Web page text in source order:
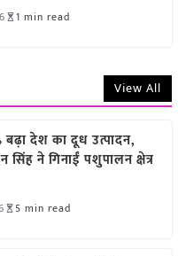
1 min read
View All
देश का दूध उत्पादन,
ने गिनाईं पशुपालन क्षेत्र
5 min read